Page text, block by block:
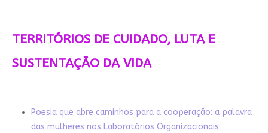
TERRITÓRIOS DE CUIDADO, LUTA E
SUSTENTAÇÃO DA VIDA
Poesia que abre caminhos para a cooperação: a palavra
das mulheres nos Laboratórios Organizacionais